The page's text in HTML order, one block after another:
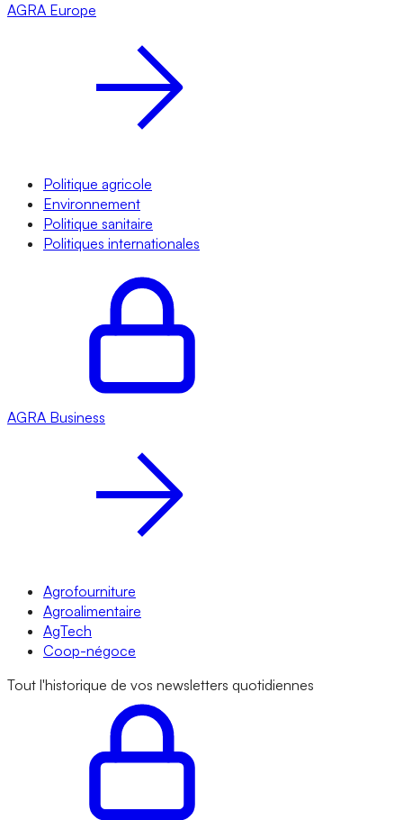
AGRA Europe
Politique agricole
Environnement
Politique sanitaire
Politiques internationales
AGRA Business
Agrofourniture
Agroalimentaire
AgTech
Coop-négoce
Tout l'historique de vos newsletters quotidiennes